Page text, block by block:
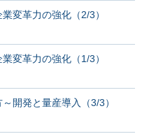
変革力の強化（2/3）
変革力の強化（1/3）
開発と量産導入（3/3）